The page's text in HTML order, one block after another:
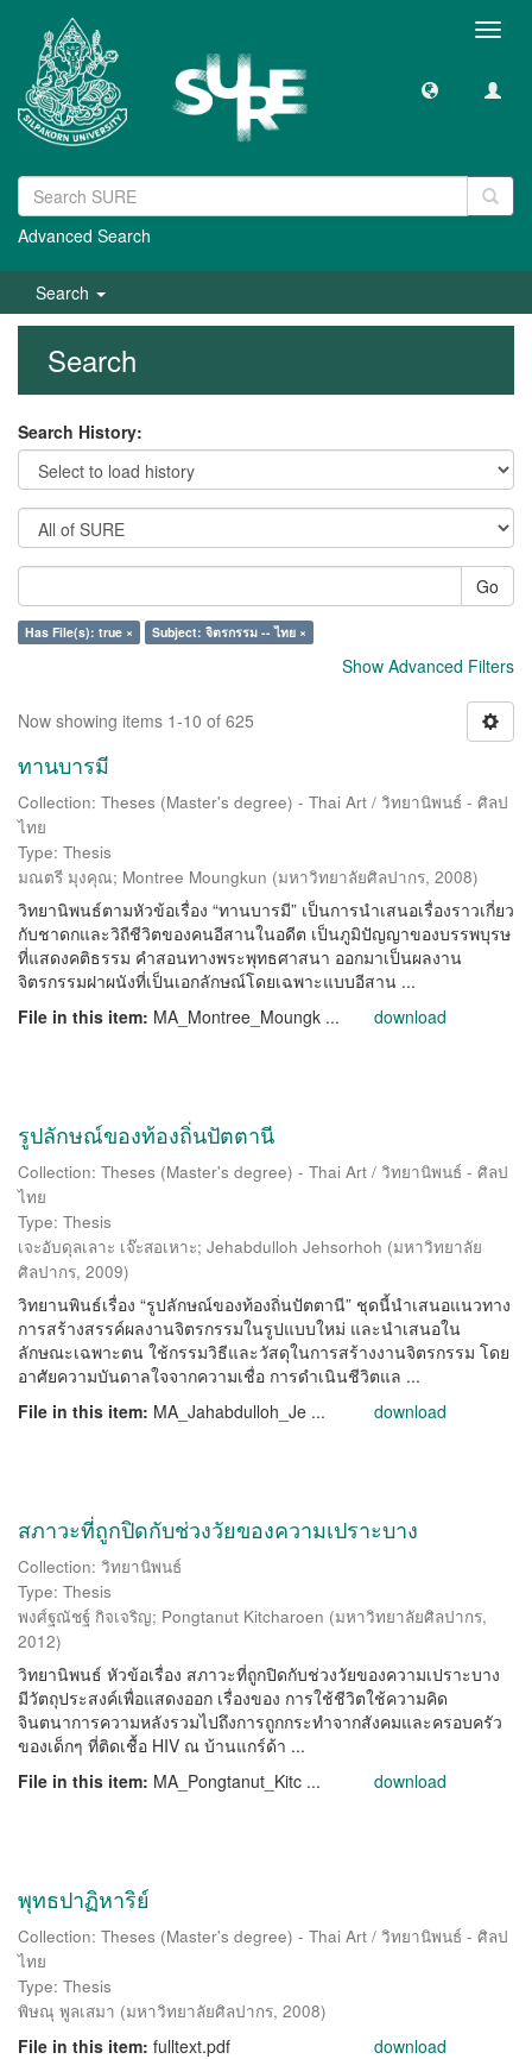
Advanced Search
Search
Search
Search History:
Go
Has File(s): true × Subject: จิตรกรรม -- ไทย ×
Show Advanced Filters
Now showing items 1-10 of 625
ทานบารมี
Collection: Theses (Master's degree) - Thai Art / วิทยานิพนธ์ - ศิลป
ไทย
Type: Thesis
มณตรี มุงคุณ; Montree Moungkun (มหาวิทยาลัยศิลปากร, 2008)
วิทยานิพนธ์ตามหัวข้อเรื่อง “ทานบารมี” เป็นการนำเสนอเรื่องราวเกี่ยว
กับชาดกและวิถีชีวิตของคนอีสานในอดีต เป็นภูมิปัญญาของบรรพบุรษ
ที่แสดงคติธรรม คำสอนทางพระพุทธศาสนา ออกมาเป็นผลงาน
จิตรกรรมฝาผนังที่เป็นเอกลักษณ์โดยเฉพาะแบบอีสาน ...
File in this item: MA_Montree_Moungk ... download
รูปลักษณ์ของท้องถิ่นปัตตานี
Collection: Theses (Master's degree) - Thai Art / วิทยานิพนธ์ - ศิลป
ไทย
Type: Thesis
เจะอับดุลเลาะ เจ๊ะสอเหาะ; Jehabdulloh Jehsorhoh (มหาวิทยาลัย
ศิลปากร, 2009)
วิทยานพินธ์เรื่อง “รูปลักษณ์ของท้องถิ่นปัตตานี” ชุดนี้นำเสนอแนวทาง
การสร้างสรรค์ผลงานจิตรกรรมในรูปแบบใหม่ และนำเสนอใน
ลักษณะเฉพาะตน ใช้กรรมวิธีและวัสดุในการสร้างงานจิตรกรรม โดย
อาศัยความบันดาลใจจากความเชื่อ การดำเนินชีวิตแล ...
File in this item: MA_Jahabdulloh_Je ... download
สภาวะที่ถูกปิดกับช่วงวัยของความเปราะบาง
Collection: วิทยานิพนธ์
Type: Thesis
พงศ์ฐณัชฐ์ กิจเจริญ; Pongtanut Kitcharoen (มหาวิทยาลัยศิลปากร,
2012)
วิทยานิพนธ์ หัวข้อเรื่อง สภาวะที่ถูกปิดกับช่วงวัยของความเปราะบาง
มีวัตถุประสงค์เพื่อแสดงออก เรื่องของ การใช้ชีวิตใช้ความคิด
จินตนาการความหลังรวมไปถึงการถูกกระทำจากสังคมและครอบครัว
ของเด็กๆ ที่ติดเชื้อ HIV ณ บ้านแกร์ด้า ...
File in this item: MA_Pongtanut_Kitc ... download
พุทธปาฏิหาริย์
Collection: Theses (Master's degree) - Thai Art / วิทยานิพนธ์ - ศิลป
ไทย
Type: Thesis
พิษณุ พูลเสมา (มหาวิทยาลัยศิลปากร, 2008)
File in this item: fulltext.pdf download